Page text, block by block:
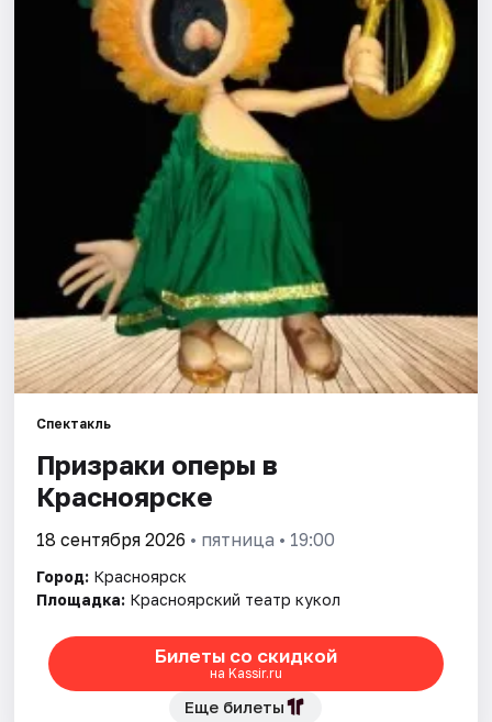
Спектакль
Призраки оперы в
Красноярске
18 сентября 2026 • пятница • 19:00
Город: Красноярск
Площадка: Красноярский театр кукол
Билеты со скидкой
на Kassir.ru
Еще билеты